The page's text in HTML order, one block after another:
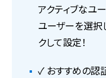
アクティブなユ
ユーザーを選択
クして設定！
✓ おすすめの認